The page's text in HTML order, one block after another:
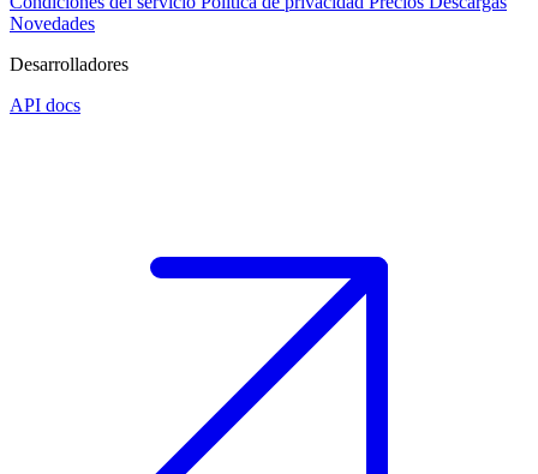
Novedades
Desarrolladores
API docs